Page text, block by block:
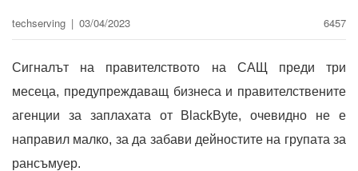
techserving | 03/04/2023 6457
Сигналът на правителството на САЩ преди три
месеца, предупреждаващ бизнеса и правителствените
агенции за заплахата от BlackByte, очевидно не е
направил малко, за да забави дейностите на групата за
рансъмуер.